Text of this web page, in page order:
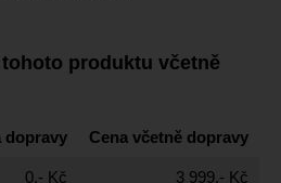
produktu včetně
dopravy Cena včetně dopravy
0,- Kč 3 999,- Kč